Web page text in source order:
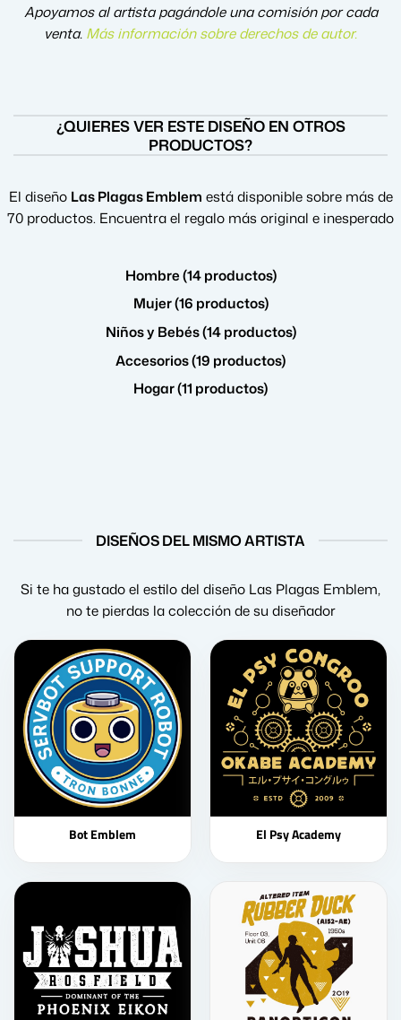
Apoyamos al artista pagándole una comisión por cada
venta. Más información sobre derechos de autor.
¿QUIERES VER ESTE DISEÑO EN OTROS
PRODUCTOS?
El diseño Las Plagas Emblem está disponible sobre más de
70 productos. Encuentra el regalo más original e inesperado
Hombre (14 productos)
Mujer (16 productos)
Niños y Bebés (14 productos)
Accesorios (19 productos)
Hogar (11 productos)
DISEÑOS DEL MISMO ARTISTA
Si te ha gustado el estilo del diseño Las Plagas Emblem,
no te pierdas la colección de su diseñador
Bot Emblem El Psy Academy